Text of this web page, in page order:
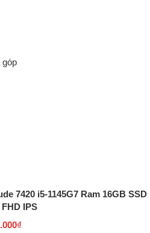
góp
7420 i5-1145G7 Ram 16GB SSD
IPS
₫